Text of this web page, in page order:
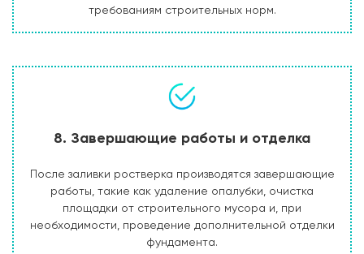
требованиям строительных норм.
8. Завершающие работы и отделка
После заливки ростверка производятся завершающие
работы, такие как удаление опалубки, очистка
площадки от строительного мусора и, при
необходимости, проведение дополнительной отделки
фундамента.